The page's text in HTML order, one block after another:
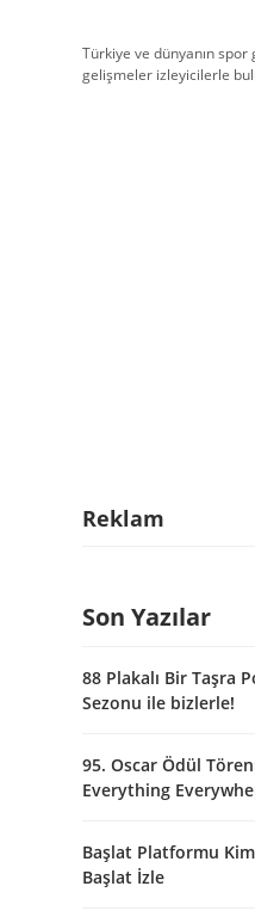
Türkiye ve dünyanın
gelişmeler izleyicilerle
Reklam
Son Yazılar
88 Plakalı Bir Taşra
Sezonu ile bizlerle!
95. Oscar Ödül
Everything
Başlat Platformu
Başlat İzle